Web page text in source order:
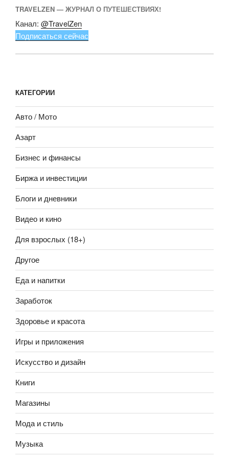
TRAVELZEN — ЖУРНАЛ О ПУТЕШЕСТВИЯХ!
Канал: @TravelZen
Подписаться сейчас
КАТЕГОРИИ
Авто / Мото
Азарт
Бизнес и финансы
Биржа и инвестиции
Блоги и дневники
Видео и кино
Для взрослых (18+)
Другое
Еда и напитки
Заработок
Здоровье и красота
Игры и приложения
Искусство и дизайн
Книги
Магазины
Мода и стиль
Музыка